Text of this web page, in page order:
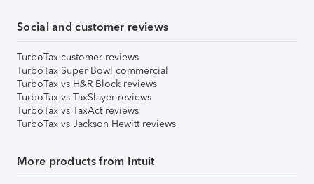
Social and customer reviews
TurboTax customer reviews
TurboTax Super Bowl commercial
TurboTax vs H&R Block reviews
TurboTax vs TaxSlayer reviews
TurboTax vs TaxAct reviews
TurboTax vs Jackson Hewitt reviews
More products from Intuit